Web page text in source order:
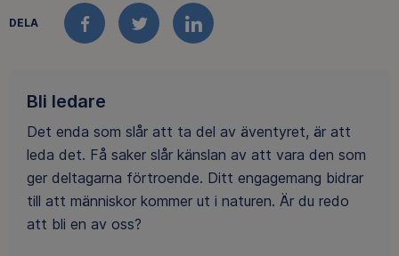
DELA
FACEBOOKTWITTERLINKEDIN
Bli ledare
Det enda som slår att ta del av äventyret, är att
leda det. Få saker slår känslan av att vara den som
ger deltagarna förtroende. Ditt engagemang bidrar
till att människor kommer ut i naturen. Är du redo
att bli en av oss?